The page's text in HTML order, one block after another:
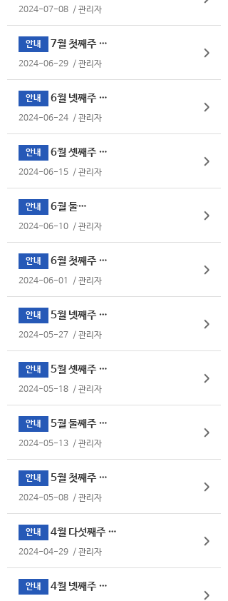
2024-07-08 / 관리자
안내 7월 첫째주 식단표
2024-06-29 / 관리자
안내 6월 넷째주 식단표
2024-06-24 / 관리자
안내 6월 셋째주 식단표
2024-06-15 / 관리자
안내 6월 둘째주
2024-06-10 / 관리자
안내 6월 첫째주 식단표
2024-06-01 / 관리자
안내 5월 넷째주 식단표
2024-05-27 / 관리자
안내 5월 셋째주 식단표
2024-05-18 / 관리자
안내 5월 둘째주 식단표
2024-05-13 / 관리자
안내 5월 첫째주 식단표
2024-05-08 / 관리자
안내 4월 다섯째주 식단표
2024-04-29 / 관리자
안내 4월 넷째주 식단표